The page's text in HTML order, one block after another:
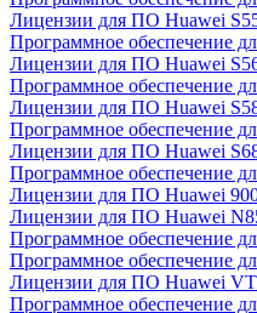
Лицензии для ПО Huawei
Программное обеспечение
Лицензии для ПО Huawei
Программное обеспечение
Лицензии для ПО Huawei
Программное обеспечение
Лицензии для ПО Huawei
Программное обеспечение
Лицензии для ПО Huawei
Лицензии для ПО Huawei
Программное обеспечение
Программное обеспечение
Лицензии для ПО Huawei
Программное обеспечение